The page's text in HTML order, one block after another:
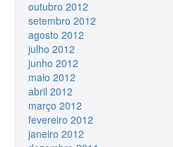
outubro 2012
setembro 2012
agosto 2012
julho 2012
junho 2012
maio 2012
abril 2012
março 2012
fevereiro 2012
janeiro 2012